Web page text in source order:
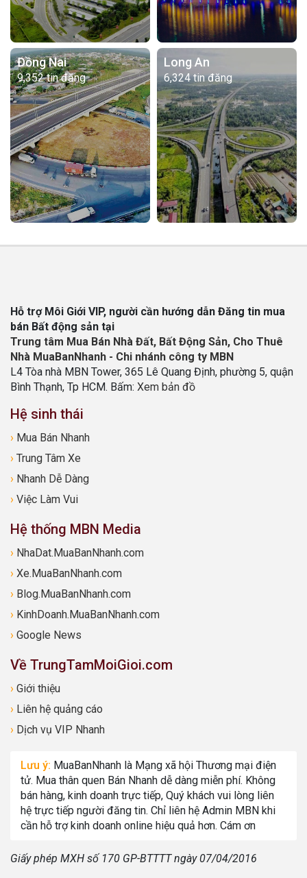
Đồng Nai
9,352 tin đăng
Long An
6,324 tin đăng
Hỗ trợ Môi Giới VIP, người cần hướng dẫn Đăng tin mua
bán Bất động sản tại
Trung tâm Mua Bán Nhà Đất, Bất Động Sản, Cho Thuê
Nhà MuaBanNhanh - Chi nhánh công ty MBN
L4 Tòa nhà MBN Tower, 365 Lê Quang Định, phường 5, quận
Bình Thạnh, Tp HCM. Bấm: Xem bản đồ
Hệ sinh thái
› Mua Bán Nhanh
› Trung Tâm Xe
› Nhanh Dễ Dàng
› Việc Làm Vui
Hệ thống MBN Media
› NhaDat.MuaBanNhanh.com
› Xe.MuaBanNhanh.com
› Blog.MuaBanNhanh.com
› KinhDoanh.MuaBanNhanh.com
› Google News
Về TrungTamMoiGioi.com
› Giới thiệu
› Liên hệ quảng cáo
› Dịch vụ VIP Nhanh
Lưu ý: MuaBanNhanh là Mạng xã hội Thương mại điện
tử. Mua thân quen Bán Nhanh dễ dàng miễn phí. Không
bán hàng, kinh doanh trực tiếp, Quý khách vui lòng liên
hệ trực tiếp người đăng tin. Chỉ liên hệ Admin MBN khi
cần hỗ trợ kinh doanh online hiệu quả hơn. Cám ơn
Giấy phép MXH số 170 GP-BTTTT ngày 07/04/2016